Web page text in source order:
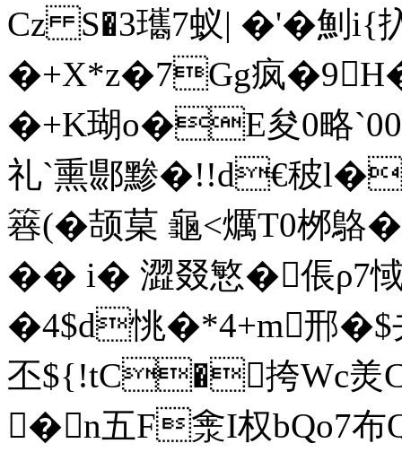
Cz S�3瓗7蚁| �'�魝i{扖
�+X*z�7Gg疯
�+K瑚o�E夋0略
礼`熏郻黪�!!d€秛
簭(�颉菒 龜<爄T0桞
�� i� 澀叕慜�倀ρ7惐
�4$d恌�*4+m邢�$
丕${!tC�挎Wc羙
�n五F淾I权bQo7布